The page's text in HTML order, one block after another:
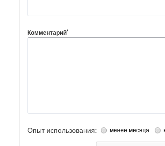
Комментарий*
Опыт использования: менее месяца